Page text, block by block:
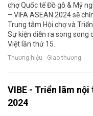
chợ Quốc tế Đồ gỗ & Mỹ
– VIFA ASEAN 2024 sẽ
Trung tâm Hội chợ và Triển
Sự kiện diễn ra song song
Việt lần thứ 15.
Thương hiệu - Giao thương
VIBE - Triển lãm
2024